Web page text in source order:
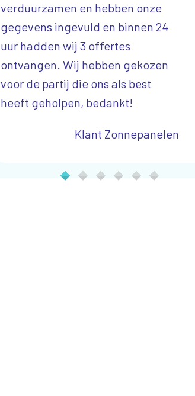
verduurzamen en hebben onze
gegevens ingevuld en binnen 24
uur hadden wij 3 offertes
ontvangen. Wij hebben gekozen
voor de partij die ons als best
heeft geholpen, bedankt!
Klant Zonnepanelen